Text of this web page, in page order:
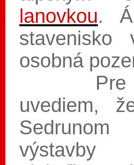
lanovkou.
stavenisko
osobná
Pre
uvediem,